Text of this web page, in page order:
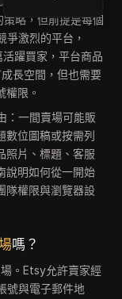
略，但前提是每個
爭激烈的平台，
活躍買家，平台商品
長空間，但也需要
權限。
：一間賣場可能販
數位圖稿或按需列
照片、標題、客服
說明如何從一開始
隊權限與瀏覽器設
嗎？
。Etsy允許賣家經
號與電子郵件地